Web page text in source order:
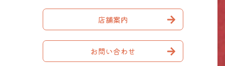
店舗案内
お問い合わせ